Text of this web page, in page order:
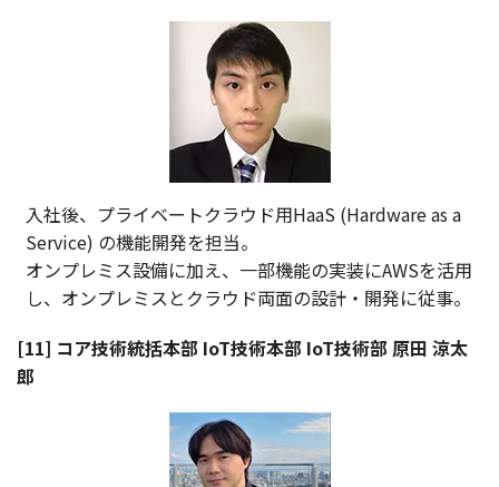
入社後、プライベートクラウド用HaaS (Hardware as a
Service) の機能開発を担当。
オンプレミス設備に加え、一部機能の実装にAWSを活用
し、オンプレミスとクラウド両面の設計・開発に従事。
[11] コア技術統括本部 IoT技術本部 IoT技術部 原田 涼太
郎